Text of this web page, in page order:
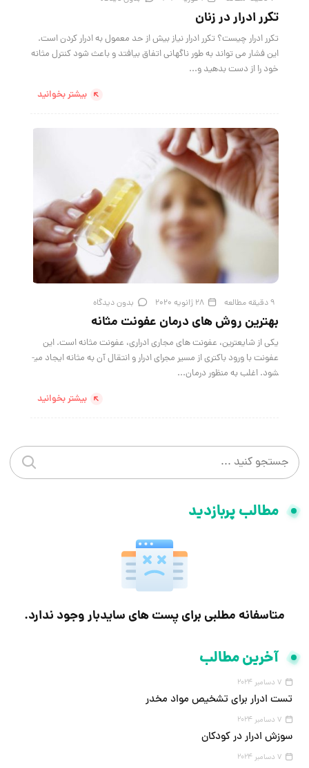
تکرر ادرار در زنان
تکرر ادرار چیست؟ تکرر ادرار نیاز بیش از حد معمول به ادرار کردن است.
این فشار می تواند به طور ناگهانی اتفاق بیافتد و باعث شود کنترل مثانه
خود را از دست بدهید و...
بیشتر بخوانید
9 دقیقه مطالعه 28 ژانویه 2020 بدون دیدگاه
بهترین روش­ های درمان عفونت مثانه
یکی از شایع­ترین، عفونت های مجاری ادراری، عفونت مثانه است. این
عفونت با ورود باکتری از مسیر مجرای ادرار و انتقال آن به مثانه ایجاد می­
شود. اغلب به منظور درمان...
بیشتر بخوانید
جستجو در سایت
مطالب پربازدید
متاسفانه مطلبی برای پست های سایدبار وجود ندارد.
آخرین مطالب
7 دسامبر 2024
تست ادرار برای تشخیص مواد مخدر
7 دسامبر 2024
سوزش ادرار در کودکان
7 دسامبر 2024